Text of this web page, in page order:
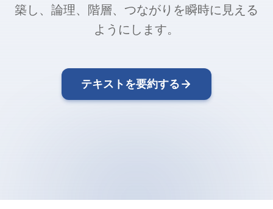
築し、論理、階層、つながりを瞬時に見える
ようにします。
テキストを要約する